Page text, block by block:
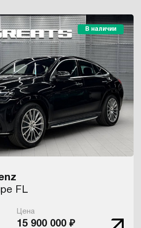
В наличии
FL
Цена
15 900 000 ₽